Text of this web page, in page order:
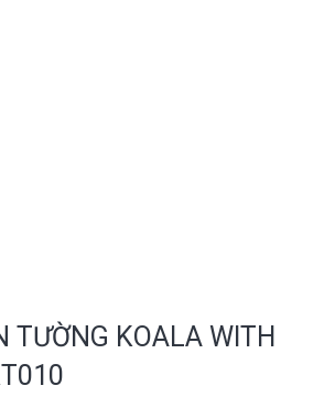
TƯỜNG KOALA WITH